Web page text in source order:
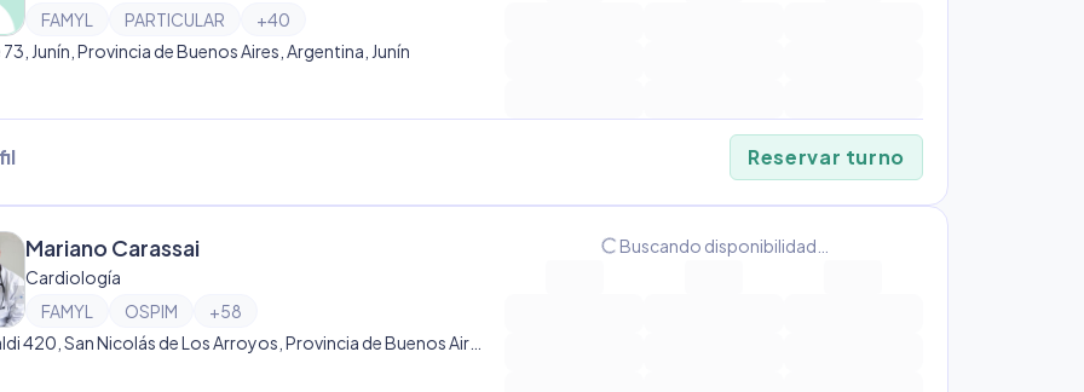
FAMYL
PARTICULAR +40
73, Junín, Provincia de Buenos Aires, Argentina, Junín
Reservar turno
Mariano Carassai
Cardiología
FAMYL
OSPIM +58
progress_activity Buscando disponibilidad…